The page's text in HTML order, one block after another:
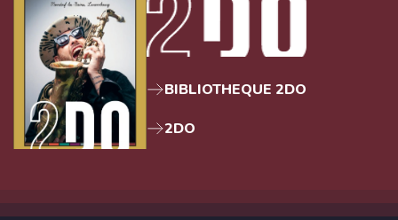
BIBLIOTHEQUE 2DO
2DO